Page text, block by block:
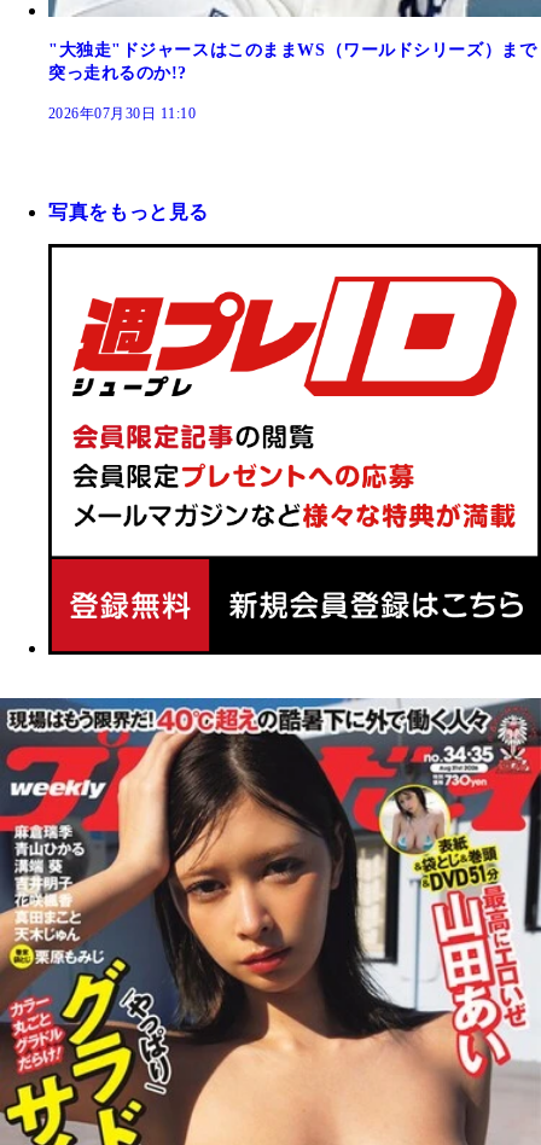
"大独走"ドジャースはこのままWS（ワールドシリーズ）まで
突っ走れるのか!?
2026年07月30日 11:10
写真をもっと見る